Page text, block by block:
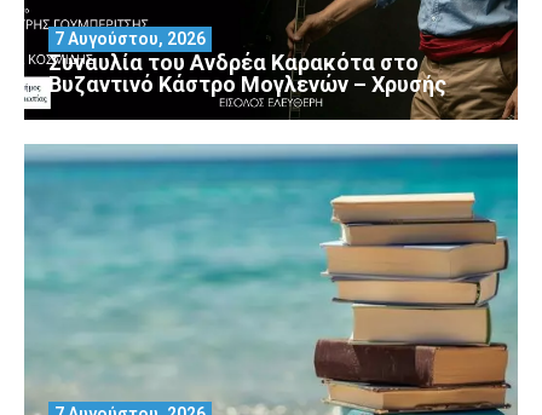
Συναυλία του Ανδρέα Καρακότα στο
Βυζαντινό Κάστρο Μογλενών – Χρυσής
7 Αυγούστου, 2026